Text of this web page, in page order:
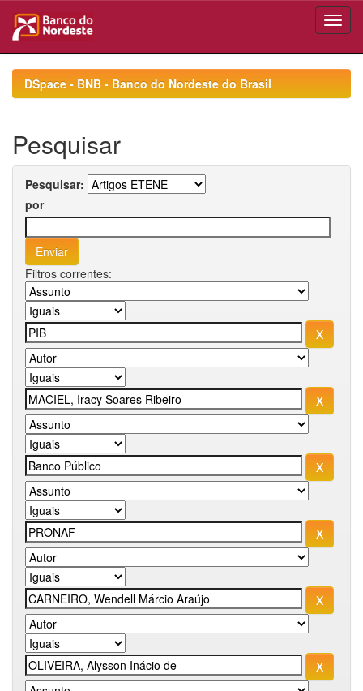
navigationDSpace - BNB - Banco do Nordeste do Brasil
Pesquisar
Pesquisar:
por
Filtros correntes: